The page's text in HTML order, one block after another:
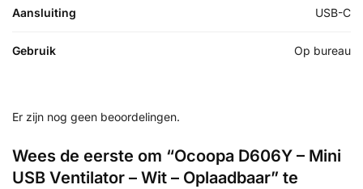
Aansluiting USB-C
Gebruik Op bureau
Er zijn nog geen beoordelingen.
Wees de eerste om “Ocoopa D606Y – Mini
USB Ventilator – Wit – Oplaadbaar” te